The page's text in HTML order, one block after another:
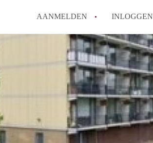
AANMELDEN INLOGGEN